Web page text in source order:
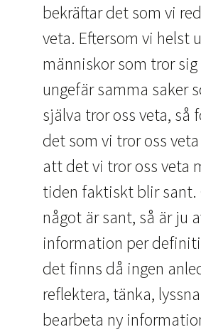
bekräftar det som vi
veta. Eftersom vi helst
människor som tror sig
ungefär samma saker
själva tror oss veta, så
det som vi tror oss
att det vi tror oss veta
tiden faktiskt blir sant.
något är sant, så är ju
information per
det finns då ingen
reflektera, tänka,
bearbeta ny